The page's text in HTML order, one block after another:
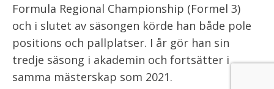
Formula Regional Championship (Formel 3)
och i slutet av säsongen körde han både pole
positions och pallplatser. I år gör han sin
tredje säsong i akademin och fortsätter i
samma mästerskap som 2021.